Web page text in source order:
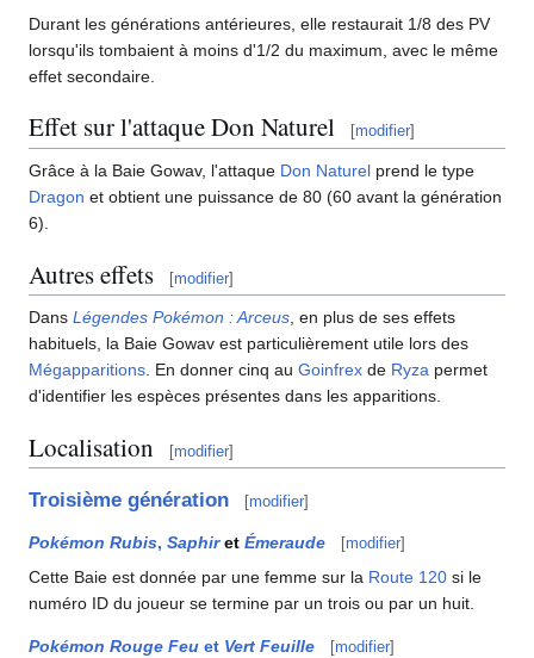
Durant les générations antérieures, elle restaurait 1/8 des PV
lorsqu'ils tombaient à moins d'1/2 du maximum, avec le même
effet secondaire.
Effet sur l'attaque Don Naturel [modifier]
Grâce à la Baie Gowav, l'attaque Don Naturel prend le type
Dragon et obtient une puissance de 80 (60 avant la génération
6).
Autres effets [modifier]
Dans Légendes Pokémon : Arceus , en plus de ses effets
habituels, la Baie Gowav est particulièrement utile lors des
Mégapparitions . En donner cinq au Goinfrex de Ryza permet
d'identifier les espèces présentes dans les apparitions.
Localisation [modifier]
Troisième génération [modifier]
Pokémon Rubis, Saphiret Émeraude [modifier]
Cette Baie est donnée par une femme sur la Route 120 si le
numéro ID du joueur se termine par un trois ou par un huit.
Pokémon Rouge Feu et Vert Feuille [modifier]